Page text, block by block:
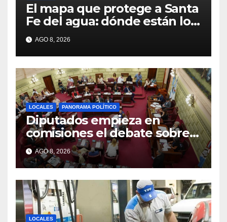
El mapa que protege a Santa
Fe del agua: dónde están los
54 puntos de bombeo
AGO 8, 2026
LOCALES PANORAMA POLÍTICO
Diputados empieza en
comisiones el debate sobre
el sistema electoral de Santa
FeAGO 8, 2026
LOCALES